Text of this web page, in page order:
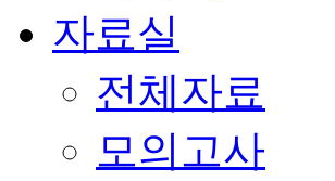
자료실
전체자료
모의고사